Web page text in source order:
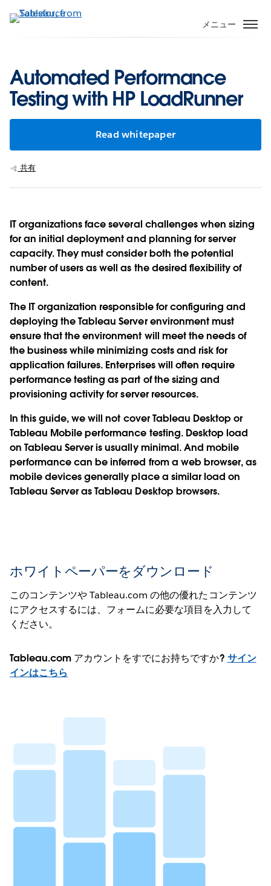
イ
ン
に
動
メニュー
Automated Performance
Testing with HP LoadRunner
Read whitepaper
共有
IT organizations face several challenges when sizing
for an initial deployment and planning for server
capacity. They must consider both the potential
number of users as well as the desired flexibility of
content.
The IT organization responsible for configuring and
deploying the Tableau Server environment must
ensure that the environment will meet the needs of
the business while minimizing costs and risk for
application failures. Enterprises will often require
performance testing as part of the sizing and
provisioning activity for server resources.
In this guide, we will not cover Tableau Desktop or
Tableau Mobile performance testing. Desktop load
on Tableau Server is usually minimal. And mobile
performance can be inferred from a web browser, as
mobile devices generally place a similar load on
Tableau Server as Tableau Desktop browsers.
ホワイトペーパーをダウンロード
このコンテンツや Tableau.com の他の優れたコンテンツ
にアクセスするには、フォームに必要な項目を入力して
ください。
Tableau.com アカウントをすでにお持ちですか? サイン
インはこちら